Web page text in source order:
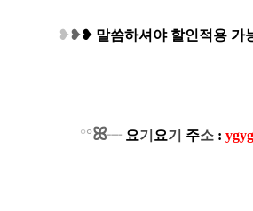
❥❥❥ 말씀하셔야 할인적용 가
°°ꕤ┈ 요기 요기 주소 :